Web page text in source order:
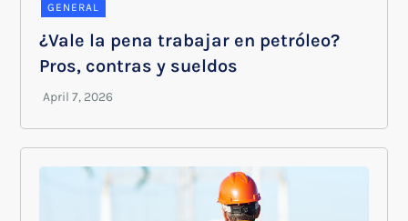
GENERAL
¿Vale la pena trabajar en petróleo?
Pros, contras y sueldos